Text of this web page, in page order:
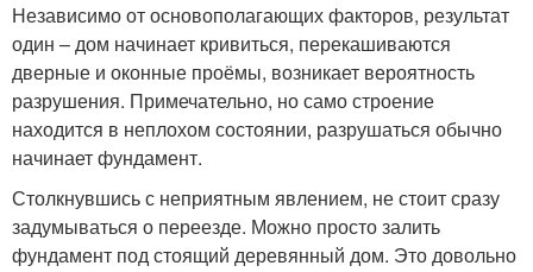
Независимо от основополагающих факторов, результат
один – дом начинает кривиться, перекашиваются
дверные и оконные проёмы, возникает вероятность
разрушения. Примечательно, но само строение
находится в неплохом состоянии, разрушаться обычно
начинает фундамент.
Столкнувшись с неприятным явлением, не стоит сразу
задумываться о переезде. Можно просто залить
фундамент под стоящий деревянный дом. Это довольно